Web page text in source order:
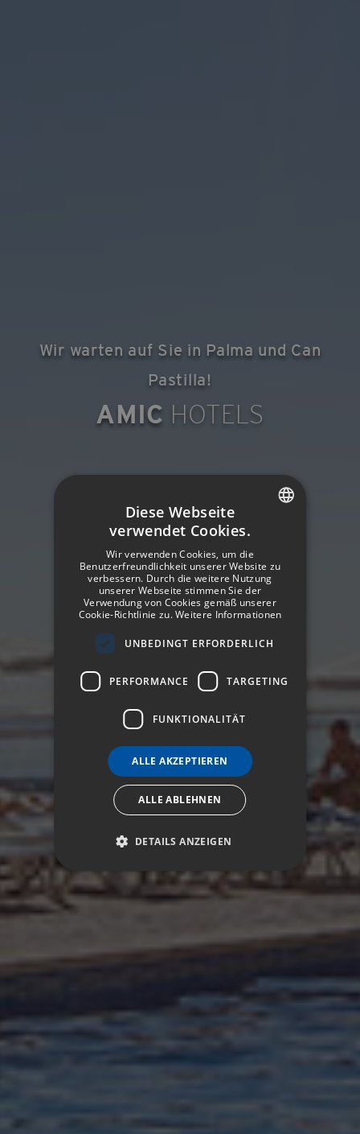
Wir warten auf Sie in Palma und Can
Pastilla!
AMIC HOTELS
SPANISH
ENGLISH
GERMAN
FRENCH
ITALIAN
Diese Webseite
verwendet Cookies.
Wir verwenden Cookies, um die
Benutzerfreundlichkeit unserer Website zu
verbessern. Durch die weitere Nutzung
unserer Webseite stimmen Sie der
Verwendung von Cookies gemäß unserer
Cookie-Richtlinie zu.Weitere Informationen
UNBEDINGT ERFORDERLICH
PERFORMANCE TARGETING
FUNKTIONALITÄT
ALLE AKZEPTIEREN
ALLE ABLEHNEN
DETAILS ANZEIGEN